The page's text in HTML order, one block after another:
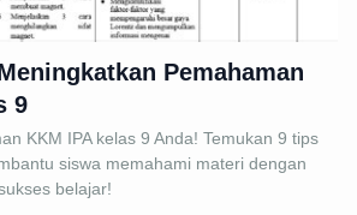
Pemahaman
9
KKM IPA kelas 9 Anda! Temukan 9 tips
siswa memahami materi dengan
belajar!